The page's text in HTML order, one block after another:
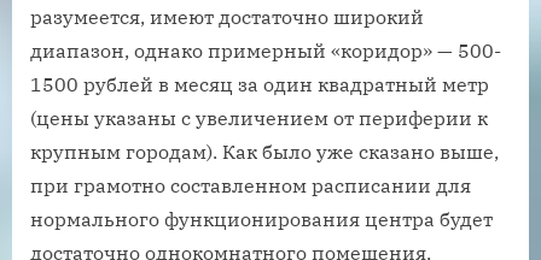
разумеется, имеют достаточно широкий
диапазон, однако примерный «коридор» — 500-
1500 рублей в месяц за один квадратный метр
(цены указаны с увеличением от периферии к
крупным городам). Как было уже сказано выше,
при грамотно составленном расписании для
нормального функционирования центра будет
достаточно однокомнатного помещения,